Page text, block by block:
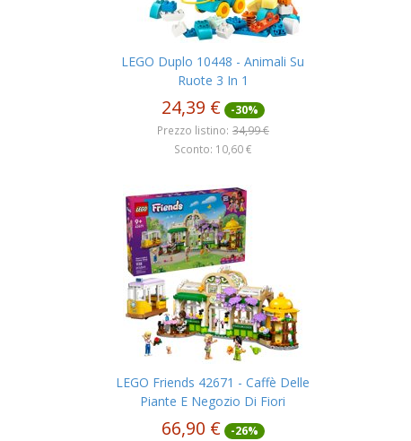
LEGO Duplo 10448 - Animali Su
Ruote 3 In 1
24,39 € -30%
Prezzo listino: 34,99 €
Sconto: 10,60 €
LEGO Friends 42671 - Caffè Delle
Piante E Negozio Di Fiori
66,90 € -26%